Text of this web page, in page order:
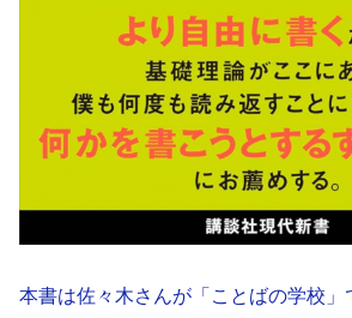
本書は佐々木さんが「ことばの学校」